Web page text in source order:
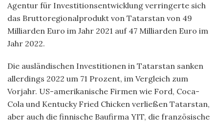
Agentur für Investitionsentwicklung verringerte sich
das Bruttoregionalprodukt von Tatarstan von 49
Milliarden Euro im Jahr 2021 auf 47 Milliarden Euro im
Jahr 2022.
Die ausländischen Investitionen in Tatarstan sanken
allerdings 2022 um 71 Prozent, im Vergleich zum
Vorjahr. US-amerikanische Firmen wie Ford, Coca-
Cola und Kentucky Fried Chicken verließen Tatarstan,
aber auch die finnische Baufirma YIT, die französische